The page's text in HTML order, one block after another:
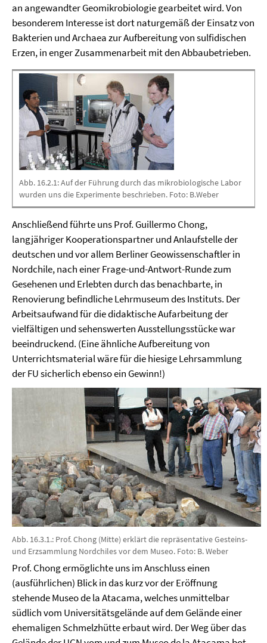
an angewandter Geomikrobiologie gearbeitet wird. Von
besonderem Interesse ist dort naturgemäß der Einsatz von
Bakterien und Archaea zur Aufbereitung von sulfidischen
Erzen, in enger Zusammenarbeit mit den Abbaubetrieben.
Abb. 16.2.1: Auf der Führung durch das mikrobiologische Labor
wurden uns die Experimente beschrieben. Foto: B.Weber
Anschließend führte uns Prof. Guillermo Chong,
langjähriger Kooperationspartner und Anlaufstelle der
deutschen und vor allem Berliner Geowissenschaftler in
Nordchile, nach einer Frage-und-Antwort-Runde zum
Gesehenen und Erlebten durch das benachbarte, in
Renovierung befindliche Lehrmuseum des Instituts. Der
Arbeitsaufwand für die didaktische Aufarbeitung der
vielfältigen und sehenswerten Ausstellungsstücke war
beeindruckend. (Eine ähnliche Aufbereitung von
Unterrichtsmaterial wäre für die hiesige Lehrsammlung
der FU sicherlich ebenso ein Gewinn!)
Abb. 16.3.1.: Prof. Chong (Mitte) erklärt die repräsentative Gesteins-
und Erzsammlung Nordchiles vor dem Museo. Foto: B. Weber
Prof. Chong ermöglichte uns im Anschluss einen
(ausführlichen) Blick in das kurz vor der Eröffnung
stehende Museo de la Atacama, welches unmittelbar
südlich vom Universitätsgelände auf dem Gelände einer
ehemaligen Schmelzhütte erbaut wird. Der Weg über das